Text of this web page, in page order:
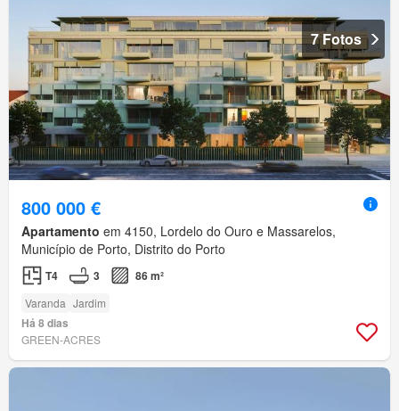
7 Fotos
800 000 €
Apartamento em 4150, Lordelo do Ouro e Massarelos,
Município de Porto, Distrito do Porto
T4 3 86 m²
Varanda Jardim
Há 8 dias
GREEN-ACRES